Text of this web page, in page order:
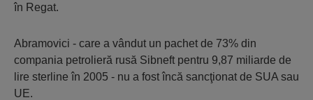
în Regat.
Abramovici - care a vândut un pachet de 73% din
compania petrolieră rusă Sibneft pentru 9,87 miliarde de
lire sterline în 2005 - nu a fost încă sancţionat de SUA sau
UE.